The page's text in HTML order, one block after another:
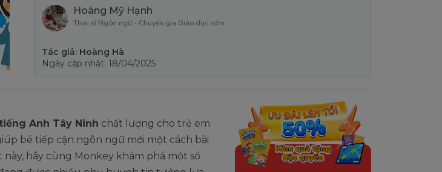
Hoàng Mỹ Hạnh
Thạc sĩ Ngôn ngữ - Chuyên gia Giáo dục sớm
Tác giả: Hoàng Hà
Ngày cập nhật: 18/04/2025
Anh Tây Ninh chất lượng cho trẻ em
bé tiếp cận ngôn ngữ mới một cách bài
này, hãy cùng Monkey khám phá một số